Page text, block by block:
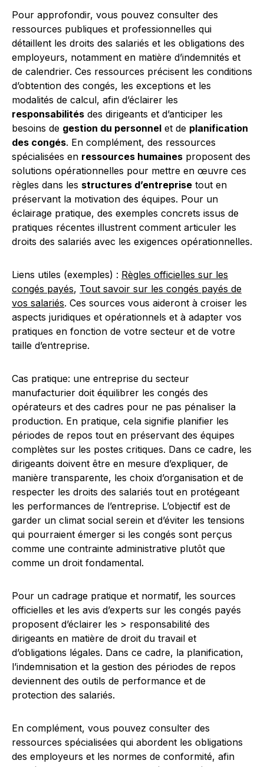
Pour approfondir, vous pouvez consulter des
ressources publiques et professionnelles qui
détaillent les droits des salariés et les obligations des
employeurs, notamment en matière d’indemnités et
de calendrier. Ces ressources précisent les conditions
d’obtention des congés, les exceptions et les
modalités de calcul, afin d’éclairer les
responsabilités des dirigeants et d’anticiper les
besoins de gestion du personnel et de planification
des congés. En complément, des ressources
spécialisées en ressources humaines proposent des
solutions opérationnelles pour mettre en œuvre ces
règles dans les structures d’entreprise tout en
préservant la motivation des équipes. Pour un
éclairage pratique, des exemples concrets issus de
pratiques récentes illustrent comment articuler les
droits des salariés avec les exigences opérationnelles.
Liens utiles (exemples) : Règles officielles sur les
congés payés, Tout savoir sur les congés payés de
vos salariés. Ces sources vous aideront à croiser les
aspects juridiques et opérationnels et à adapter vos
pratiques en fonction de votre secteur et de votre
taille d’entreprise.
Cas pratique: une entreprise du secteur
manufacturier doit équilibrer les congés des
opérateurs et des cadres pour ne pas pénaliser la
production. En pratique, cela signifie planifier les
périodes de repos tout en préservant des équipes
complètes sur les postes critiques. Dans ce cadre, les
dirigeants doivent être en mesure d’expliquer, de
manière transparente, les choix d’organisation et de
respecter les droits des salariés tout en protégeant
les performances de l’entreprise. L’objectif est de
garder un climat social serein et d’éviter les tensions
qui pourraient émerger si les congés sont perçus
comme une contrainte administrative plutôt que
comme un droit fondamental.
Pour un cadrage pratique et normatif, les sources
officielles et les avis d’experts sur les congés payés
proposent d’éclairer les > responsabilité des
dirigeants en matière de droit du travail et
d’obligations légales. Dans ce cadre, la planification,
l’indemnisation et la gestion des périodes de repos
deviennent des outils de performance et de
protection des salariés.
En complément, vous pouvez consulter des
ressources spécialisées qui abordent les obligations
des employeurs et les normes de conformité, afin